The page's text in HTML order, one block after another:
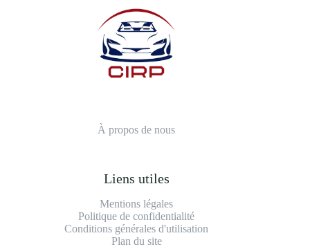
À propos de nous
Liens utiles
Mentions légales
Politique de confidentialité
Conditions générales d'utilisation
Plan du site